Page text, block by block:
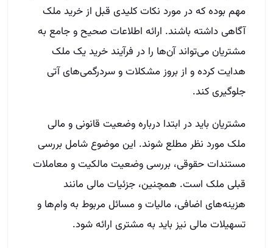
مهم بوده که در مورد نکات کلیدی قبل از خرید ملک
آگاهی داشته باشند. ارائه اطلاعات صحیح و جامع به
مشتریان می‌تواند آن‌ها را در فرآیند خرید یک ملک
هدایت کرده و از بروز مشکلات و سردرگمی‌های آتی
جلوگیری کند.
مشتریان باید در ابتدا درباره وضعیت قانونی و مالی
ملک مورد نظر مطلع شوند. این موضوع شامل بررسی
مستندات حقوقی، بررسی وضعیت مالکیت و معاملات
قبلی ملک است. همچنین، جزئیات مالی مانند
هزینه‌های اضافی، مالیات و مسائل مربوط به وام‌ها و
تسهیلات مالی نیز باید به مشتری ارائه شود.